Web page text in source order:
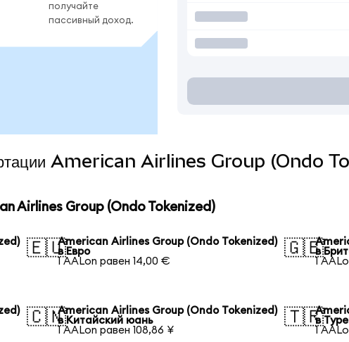
получайте
пассивный доход.
American Airlines Group (Ondo
Airlines Group (Ondo Tokenized)
🇪🇺American Airlines Group (Ondo Tokenized)
в Евро
1 AALon равен 14,00 €
🇬🇧
в
1
🇨🇳American Airlines Group (Ondo Tokenized)
в Китайский юань
1 AALon равен 108,86 ¥
🇹🇷
в
1